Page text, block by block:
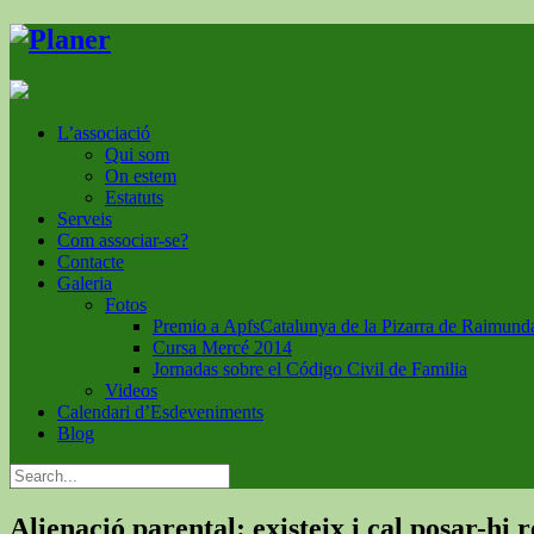
L’associació
Qui som
On estem
Estatuts
Serveis
Com associar-se?
Contacte
Galeria
Fotos
Premio a ApfsCatalunya de la Pizarra de
Cursa Mercé 2014
Jornadas sobre el Código Civil de Familia
Videos
Calendari d’Esdeveniments
Blog
Alienació parental: existeix i cal posar-hi